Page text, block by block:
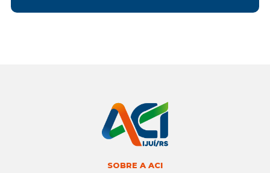
SOBRE A ACI